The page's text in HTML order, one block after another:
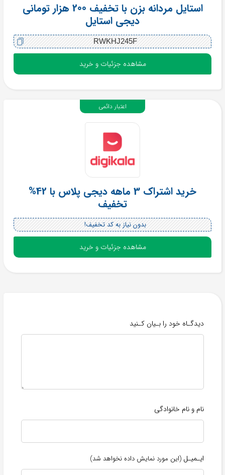
استایل مردانه بزن با تخفیف 200 هزار تومانی
دیجی استایل
RWKHJ245F
مشاهده جزئیات و خرید
خرید اشتراک 3 ماهه دیجی پلاس با 42%
تخفیف
بدون نیاز به کد تخفیف!
مشاهده جزئیات و خرید
اعتبار دائمی
دیدگـاه خود را بـیان کـنید
نام و نام خانوادگی
ایـمیـل (این مورد نمایش داده نخواهد شد)